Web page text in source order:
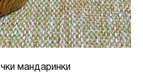
мандаринки